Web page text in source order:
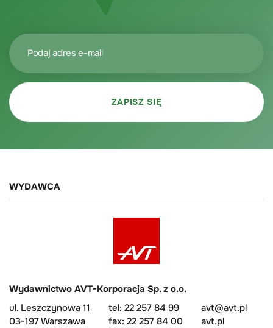
WYDAWCA
Wydawnictwo AVT-Korporacja Sp. z o.o.
ul. Leszczynowa 11
03-197 Warszawa
tel: 22 257 84 99
fax: 22 257 84 00
avt@avt.pl
avt.pl